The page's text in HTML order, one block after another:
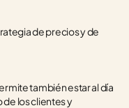
de precios y de
también estar al día
los clientes y